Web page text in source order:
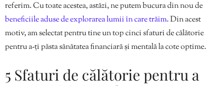
referim. Cu toate acestea, astăzi, ne putem bucura din nou de
beneficiile aduse de explorarea lumii în care trăim. Din acest
motiv, am selectat pentru tine un top cinci sfaturi de călătorie
pentru a-ți păsta sănătatea financiară și mentală la cote optime.
5 Sfaturi de călătorie pentru a